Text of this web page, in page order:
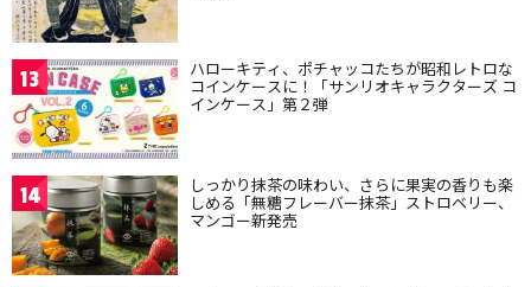
13 ハローキティ、ポチャッコたちが昭和レトロな
コインケースに！「サンリオキャラクターズ コ
インケース」第２弾
14 しっかり抹茶の味わい、さらに果実の香りも楽
しめる「無糖フレーバー抹茶」ストロベリー、
マンゴー新発売